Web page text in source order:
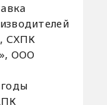
СХПК
ООО